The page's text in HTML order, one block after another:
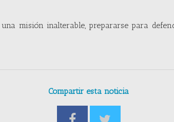
misión inalterable, prepararse para
Compartir esta noticia